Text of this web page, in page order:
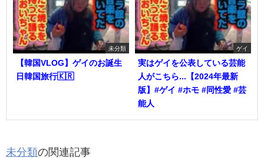
未分類
【韓国VLOG】ゲイのお誕生
日韓国旅行🇰🇷
ゲイ
実はゲイを公表している芸能
人がこちら...【2024年最新
版】#ゲイ #ホモ #同性愛 #芸
能人
未分類の関連記事